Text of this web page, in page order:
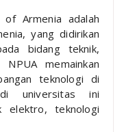
of Armenia adalah
yang didirikan
bidang teknik,
memainkan
teknologi di
di universitas ini
elektro, teknologi